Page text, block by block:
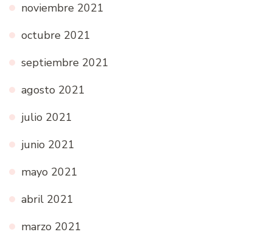
noviembre 2021
octubre 2021
septiembre 2021
agosto 2021
julio 2021
junio 2021
mayo 2021
abril 2021
marzo 2021